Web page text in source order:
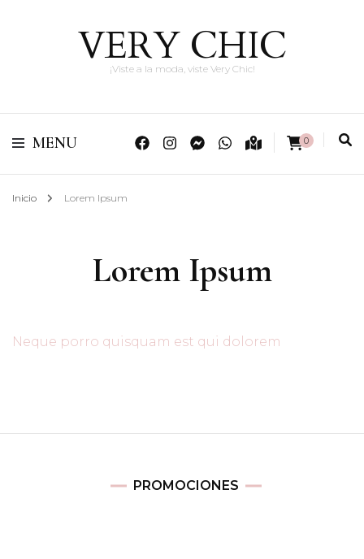
VERY CHIC
¡Viste a la moda, viste Very Chic!
MENU 0
Inicio Lorem Ipsum
Lorem Ipsum
Neque porro quisquam est qui dolorem
PROMOCIONES